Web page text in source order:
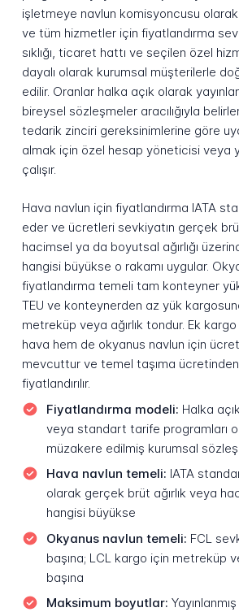
işletmeye navlun komisyoncusu
ve tüm hizmetler için fiyatlandırma
sıklığı, ticaret hattı ve seçilen özel
dayalı olarak kurumsal müşterilerle
edilir. Oranlar halka açık olarak
bireysel sözleşmeler aracılığıyla
tedarik zinciri gereksinimlerine göre
almak için özel hesap yöneticisi veya
çalışır.
Hava navlun için fiyatlandırma IATA
eder ve ücretleri sevkiyatın gerçek brüt
hacimsel ya da boyutsal ağırlığı
hangisi büyükse o rakamı uygular.
fiyatlandırma temeli tam konteyner
TEU ve konteynerden az yük
metreküp veya ağırlık tondur. Ek
hava hem de okyanus navlun için
mevcuttur ve temel taşıma ücretinden
fiyatlandırılır.
Fiyatlandırma modeli: Halka
veya standart tarife programları
müzakere edilmiş kurumsal
Hava navlun temeli: IATA
olarak gerçek brüt ağırlık veya
hangisi büyükse
Okyanus navlun temeli: FCL
başına; LCL kargo için metreküp
başına
Maksimum boyutlar: